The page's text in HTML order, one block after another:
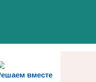
вместе